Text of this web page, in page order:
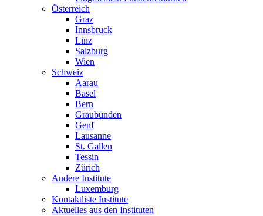
Österreich
Graz
Innsbruck
Linz
Salzburg
Wien
Schweiz
Aarau
Basel
Bern
Graubünden
Genf
Lausanne
St. Gallen
Tessin
Zürich
Andere Institute
Luxemburg
Kontaktliste Institute
Aktuelles aus den Instituten